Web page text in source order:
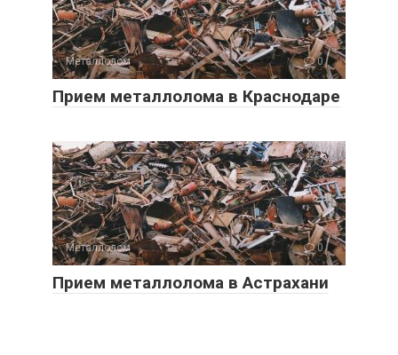
Металлолом 0
Прием металлолома в Краснодаре
Металлолом 0
Прием металлолома в Астрахани